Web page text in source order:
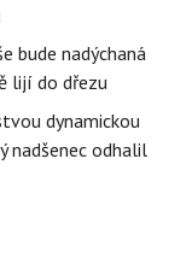
bude nadýchaná
lijí do dřezu
dynamickou
nadšenec odhalil